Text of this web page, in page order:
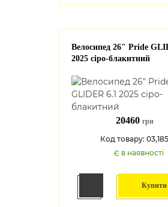
Велосипед 26" Pride
2025 сіро-блакитний
20460 грн
Код товару: 03,185
Є в наявності
Купити